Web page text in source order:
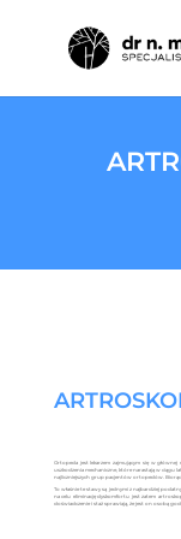
Ortopeda jest lekarzem zajmującym się w
uszkodzenia mechaniczne, które narastają w ciągu
najliczniejszych grup pacjentów ortopedów. Biorąc
To właśnie te stawy są jednymi z najbardziej
na celu eliminację dyskomfortu jest zatem
doświadczenie i staż sprawiają, że jest on osobą